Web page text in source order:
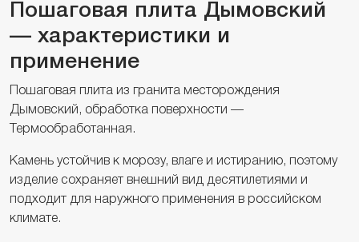
Пошаговая плита Дымовский
— характеристики и
применение
Пошаговая плита из гранита месторождения
Дымовский, обработка поверхности —
Термообработанная.
Камень устойчив к морозу, влаге и истиранию, поэтому
изделие сохраняет внешний вид десятилетиями и
подходит для наружного применения в российском
климате.